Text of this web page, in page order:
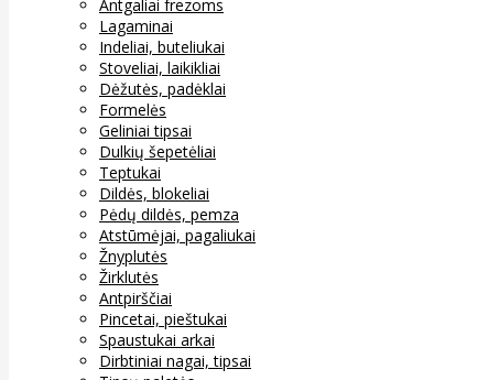
Antgaliai frezoms
Lagaminai
Indeliai, buteliukai
Stoveliai, laikikliai
Dėžutės, padėklai
Formelės
Geliniai tipsai
Dulkių šepetėliai
Teptukai
Dildės, blokeliai
Pėdų dildės, pemza
Atstūmėjai, pagaliukai
Žnyplutės
Žirklutės
Antpirščiai
Pincetai, pieštukai
Spaustukai arkai
Dirbtiniai nagai, tipsai